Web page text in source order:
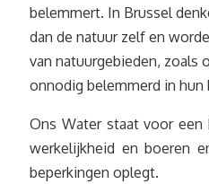
belemmert. In Brussel
dan de natuur zelf en
van natuurgebieden, zoals
onnodig belemmerd in hun
Ons Water staat voor
werkelijkheid en boeren
beperkingen oplegt.